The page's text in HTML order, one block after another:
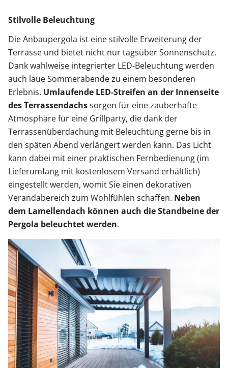
Stilvolle Beleuchtung
Die Anbaupergola ist eine stilvolle Erweiterung der
Terrasse und bietet nicht nur tagsüber Sonnenschutz.
Dank wahlweise integrierter LED-Beleuchtung werden
auch laue Sommerabende zu einem besonderen
Erlebnis. Umlaufende LED-Streifen an der Innenseite
des Terrassendachssorgen für eine zauberhafte
Atmosphäre für eine Grillparty, die dank der
Terrassenüberdachung mit Beleuchtung gerne bis in
den späten Abend verlängert werden kann. Das Licht
kann dabei mit einer praktischen Fernbedienung (im
Lieferumfang mit kostenlosem Versand erhältlich)
eingestellt werden, womit Sie einen dekorativen
Verandabereich zum Wohlfühlen schaffen. Neben
dem Lamellendach können auch die Standbeine der
Pergola beleuchtet werden.